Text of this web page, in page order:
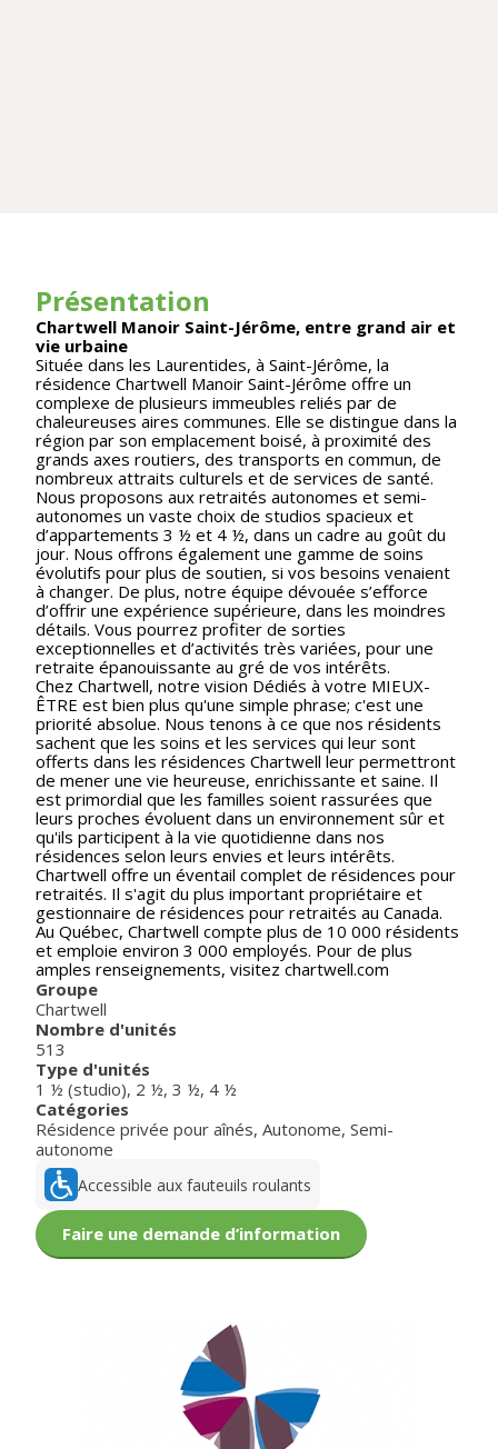
Présentation
Chartwell Manoir Saint-Jérôme, entre grand air et
vie urbaine
Située dans les Laurentides, à Saint-Jérôme, la
résidence Chartwell Manoir Saint-Jérôme offre un
complexe de plusieurs immeubles reliés par de
chaleureuses aires communes. Elle se distingue dans la
région par son emplacement boisé, à proximité des
grands axes routiers, des transports en commun, de
nombreux attraits culturels et de services de santé.
Nous proposons aux retraités autonomes et semi-
autonomes un vaste choix de studios spacieux et
d’appartements 3 ½ et 4 ½, dans un cadre au goût du
jour. Nous offrons également une gamme de soins
évolutifs pour plus de soutien, si vos besoins venaient
à changer. De plus, notre équipe dévouée s’efforce
d’offrir une expérience supérieure, dans les moindres
détails. Vous pourrez profiter de sorties
exceptionnelles et d’activités très variées, pour une
retraite épanouissante au gré de vos intérêts.
Chez Chartwell, notre vision Dédiés à votre MIEUX-
ÊTRE est bien plus qu'une simple phrase; c'est une
priorité absolue. Nous tenons à ce que nos résidents
sachent que les soins et les services qui leur sont
offerts dans les résidences Chartwell leur permettront
de mener une vie heureuse, enrichissante et saine. Il
est primordial que les familles soient rassurées que
leurs proches évoluent dans un environnement sûr et
qu'ils participent à la vie quotidienne dans nos
résidences selon leurs envies et leurs intérêts.
Chartwell offre un éventail complet de résidences pour
retraités. Il s'agit du plus important propriétaire et
gestionnaire de résidences pour retraités au Canada.
Au Québec, Chartwell compte plus de 10 000 résidents
et emploie environ 3 000 employés. Pour de plus
amples renseignements, visitez chartwell.com
Groupe
Chartwell
Nombre d'unités
513
Type d'unités
1 ½ (studio), 2 ½, 3 ½, 4 ½
Catégories
Résidence privée pour aînés, Autonome, Semi-
autonome
Accessible aux fauteuils roulants
Faire une demande d’information